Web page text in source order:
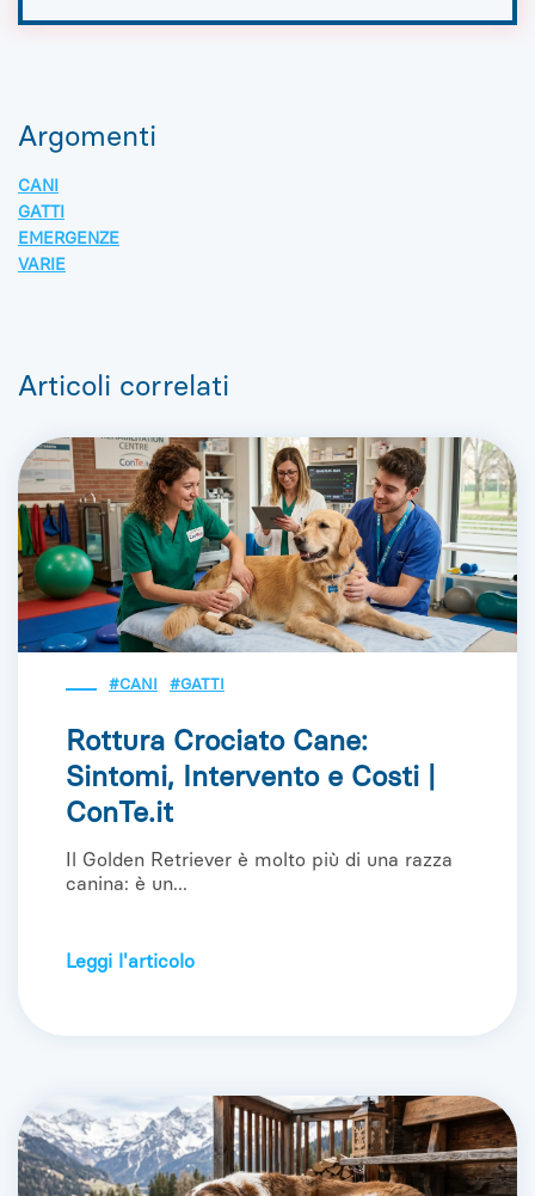
Argomenti
CANI
GATTI
EMERGENZE
VARIE
Articoli correlati
#CANI #GATTI
Rottura Crociato Cane:
Sintomi, Intervento e Costi |
ConTe.it
Il Golden Retriever è molto più di una razza
canina: è un...
Leggi l'articolo